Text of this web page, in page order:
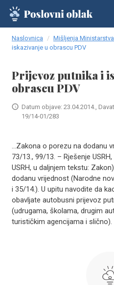
Naslovnica Mišljenja
iskazivanje u obrascu PDV
Prijevoz putnika i
obrascu PDV
Datum objave: 23.04.2014.,
19/14-01/283
…Zakona o porezu na dodanu
73/13., 99/13. – Rješenje
USRH, u daljnjem tekstu:
dodanu vrijednost (Narodne
i 35/14.). U upitu navodite da
obavljate autobusni prijevoz
(udrugama, školama, drugim
turističkim agencijama i slično).